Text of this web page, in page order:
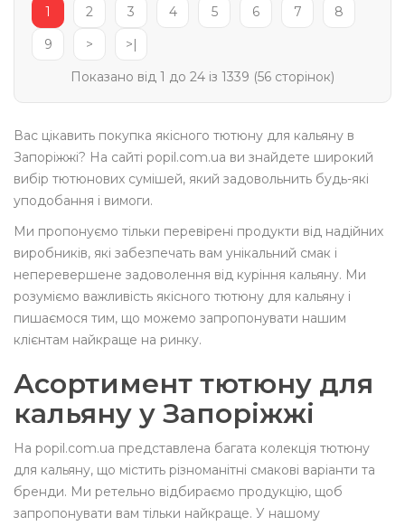
1 2 3 4 5 6 7
8
9
>
>|
Показано від 1 до 24 із 1339 (56 сторінок)
Вас цікавить покупка якісного тютюну для кальяну в
Запоріжжі? На сайті popil.com.ua ви знайдете широкий
вибір тютюнових сумішей, який задовольнить будь-які
уподобання і вимоги.
Ми пропонуємо тільки перевірені продукти від надійних
виробників, які забезпечать вам унікальний смак і
неперевершене задоволення від куріння кальяну. Ми
розуміємо важливість якісного тютюну для кальяну і
пишаємося тим, що можемо запропонувати нашим
клієнтам найкраще на ринку.
Асортимент тютюну для
кальяну у Запоріжжі
На popil.com.ua представлена багата колекція тютюну
для кальяну, що містить різноманітні смакові варіанти та
бренди. Ми ретельно відбираємо продукцію, щоб
запропонувати вам тільки найкраще. У нашому